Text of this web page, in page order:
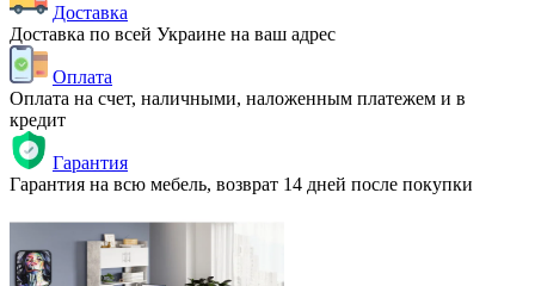
Доставка
Доставка по всей Украине на ваш адрес
Оплата
Оплата на счет, наличными, наложенным платежем и в
кредит
Гарантия
Гарантия на всю мебель, возврат 14 дней после покупки